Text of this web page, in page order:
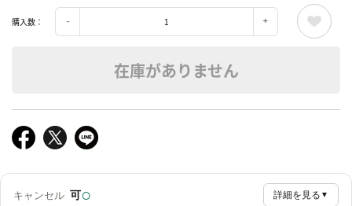
購入数：
在庫がありません
キャンセル 可○ 詳細を見る ▼